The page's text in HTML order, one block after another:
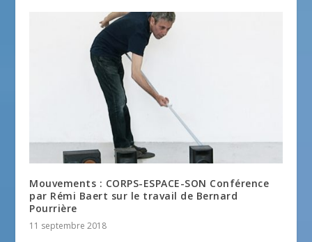
Mouvements : CORPS-ESPACE-SON Conférence
par Rémi Baert sur le travail de Bernard
Pourrière
11 septembre 2018